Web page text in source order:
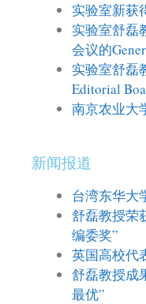
实验室新获
实验室舒磊
会议的
实验室舒磊
Editorial
南京农业大
新闻报道
台湾东华大
舒磊教授荣
编委奖”
英国高校代
舒磊教授成
最优”